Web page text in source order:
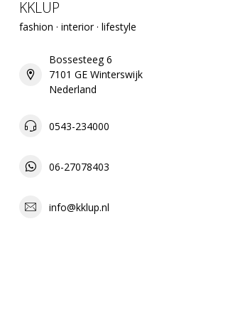
KKLUP
fashion · interior · lifestyle
Bossesteeg 6
7101 GE Winterswijk
Nederland
0543-234000
06-27078403
info@kklup.nl